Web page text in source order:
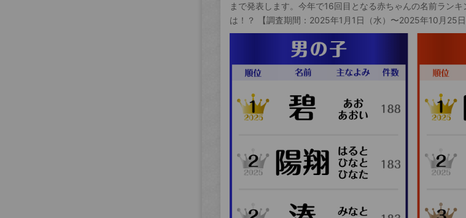
まで発表します。今年で16回目となる赤ちゃんの名前ラン
は！？ 【調査期間：2025年1月1日（水）〜2025年10月25日